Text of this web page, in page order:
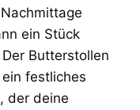
ein Stück
Butterstollen
festliches
der deine